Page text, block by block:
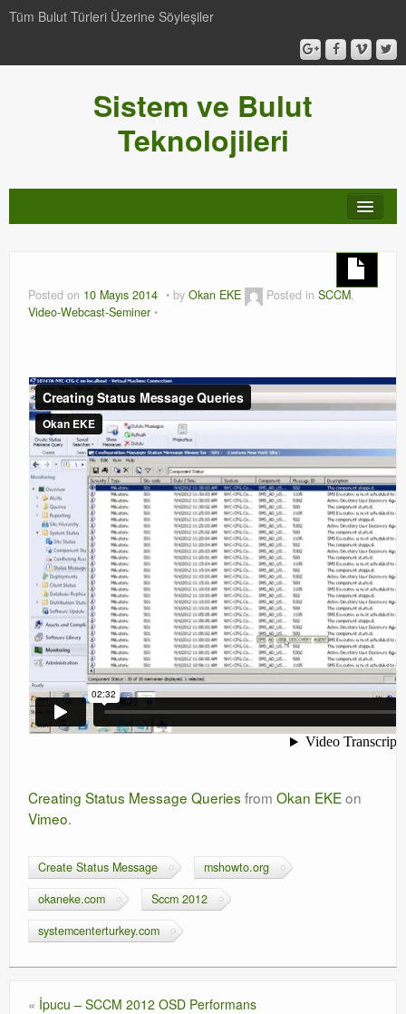
Tüm Bulut Türleri Üzerine Söyleşiler
Sistem ve Bulut
Teknolojileri
Video-Webcast-Seminer
SCOM
Orchestrator
Watchguard
PHP & MySQL
Exchange
Posted on 10 Mayıs 2014 by Okan EKE Posted in SCCM,
Video-Webcast-Seminer
Creating Status Message Queries from Okan EKEon
Vimeo.
Create Status Message
mshowto.org
okaneke.com
Sccm 2012
systemcenterturkey.com
« İpucu – SCCM 2012 OSD Performans